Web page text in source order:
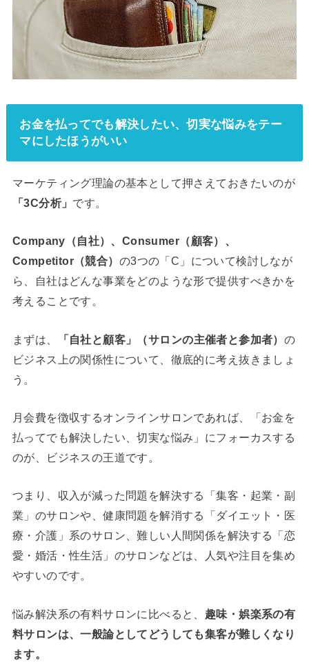
お金を払ってでも解決したい、切実な悩みをテー
マにしたほうがいい
マーケティング理論の基本として押さえておきたいのが
「3C分析」 です。
Company（自社）、Consumer（顧客）、
Competitor（競合） の3つの「C」について検討しなが
ら、自社はどんな事業をどのような形で提供すべきかを
考えることです。
まずは、 「自社と顧客」（サロンの主催者と参加者） の
ビジネス上の関係性について、徹底的に考え抜きましょ
う。
月会費を徴収するオンラインサロンであれば、「お金を
払ってでも解決したい、切実な悩み」にフォーカスする
のが、ビジネスの王道です。
つまり、収入が減った問題を解決する「集客・起業・副
業」のサロンや、健康問題を解消する「ダイエット・医
療・介護」系のサロン、難しい人間関係を解決する「恋
愛・婚活・性生活」のサロンなどは、人気や注目を集め
やすいのです。
悩み解決系の有料サロンに比べると、 趣味・娯楽系の有
料サロンは、一般論としてどうしても集客が難しくなり
ます。